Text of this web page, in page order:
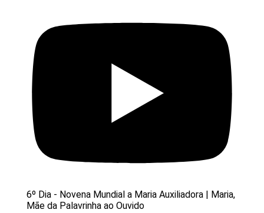
6º Dia - Novena Mundial a Maria Auxiliadora | Maria,
Mãe da Palavrinha ao Ouvido